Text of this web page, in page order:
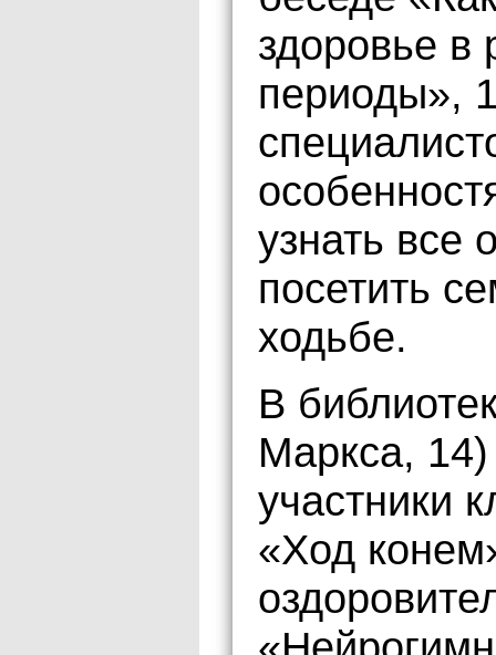
здоровье в
периоды»,
узнать все
посетить
ходьбе.
В
Маркса,
участники
«Ход